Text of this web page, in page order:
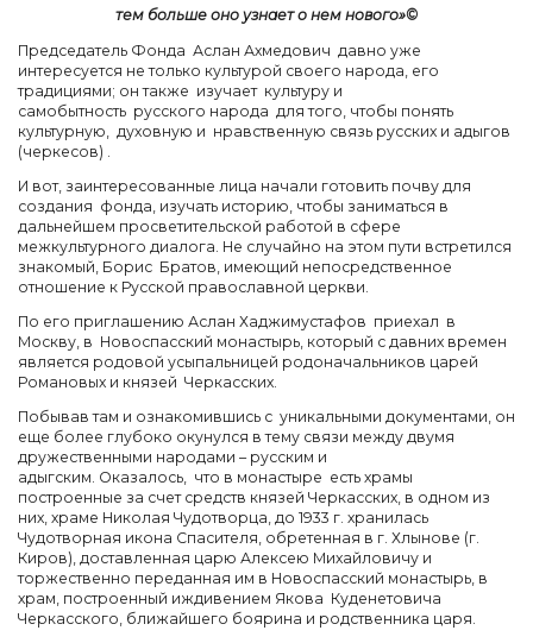
тем больше оно узнает о нем нового»©
Председатель Фонда Аслан Ахмедович давно уже
интересуется не только культурой своего народа, его
традициями; он также изучает культуру и
самобытность русского народа для того, чтобы понять
культурную, духовную и нравственную связь русских и адыгов
(черкесов) .
И вот, заинтересованные лица начали готовить почву для
создания фонда, изучать историю, чтобы заниматься в
дальнейшем просветительской работой в сфере
межкультурного диалога. Не случайно на этом пути встретился
знакомый, Борис Братов, имеющий непосредственное
отношение к Русской православной церкви.
По его приглашению Аслан Хаджимустафов приехал в
Москву, в Новоспасский монастырь, который с давних времен
является родовой усыпальницей родоначальников царей
Романовых и князей Черкасских.
Побывав там и ознакомившись с уникальными документами, он
еще более глубоко окунулся в тему связи между двумя
дружественными народами – русским и
адыгским. Оказалось, что в монастыре есть храмы
построенные за счет средств князей Черкасских, в одном из
них, храме Николая Чудотворца, до 1933 г. хранилась
Чудотворная икона Спасителя, обретенная в г. Хлынове (г.
Киров), доставленная царю Алексею Михайловичу и
торжественно переданная им в Новоспасский монастырь, в
храм, построенный иждивением Якова Куденетовича
Черкасского, ближайшего боярина и родственника царя.